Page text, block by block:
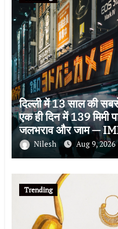
दिल्ली में 13 साल की
एक ही दिन में 139 मिमी
जलभराव और जाम —
Nilesh Aug 9, 2026
Trending